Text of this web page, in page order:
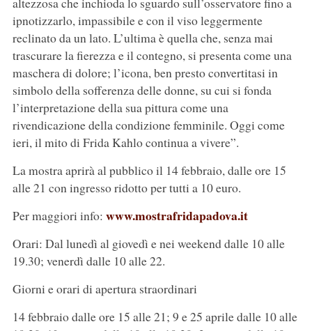
ipnotizzarlo, impassibile e con il viso leggermente
reclinato da un lato. L’ultima è quella che, senza mai
trascurare la fierezza e il contegno, si presenta come una
maschera di dolore; l’icona, ben presto convertitasi in
simbolo della sofferenza delle donne, su cui si fonda
l’interpretazione della sua pittura come una
rivendicazione della condizione femminile. Oggi come
ieri, il mito di Frida Kahlo continua a vivere”.
La mostra aprirà al pubblico il 14 febbraio, dalle ore 15
alle 21 con ingresso ridotto per tutti a 10 euro.
Per maggiori info: www.mostrafridapadova.it
Orari: Dal lunedì al giovedì e nei weekend dalle 10 alle
19.30; venerdì dalle 10 alle 22.
Giorni e orari di apertura straordinari
14 febbraio dalle ore 15 alle 21; 9 e 25 aprile dalle 10 alle